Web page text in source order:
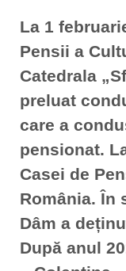
La 1
Pensii a
Catedrala
preluat
care a
pensionat.
Casei de
România. În
Dâm a
După anul